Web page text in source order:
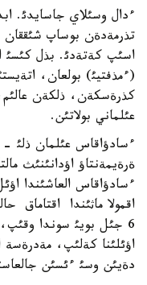
ءدال وسئلاي جاسايدئ.
تذرمةدةن بوساپ شئققان
اسئپ كةتةدئ. بذل كئسئ
(ءمذفتيئ) بولعان،
كذرةسكةن، ذلكةن
عئلماني بولاتئن.
ةرةيمةنتاؤ اؤدانئنئث
ءسادؤاقاس العاشئندا
دةيئن وسئ ءئسئن